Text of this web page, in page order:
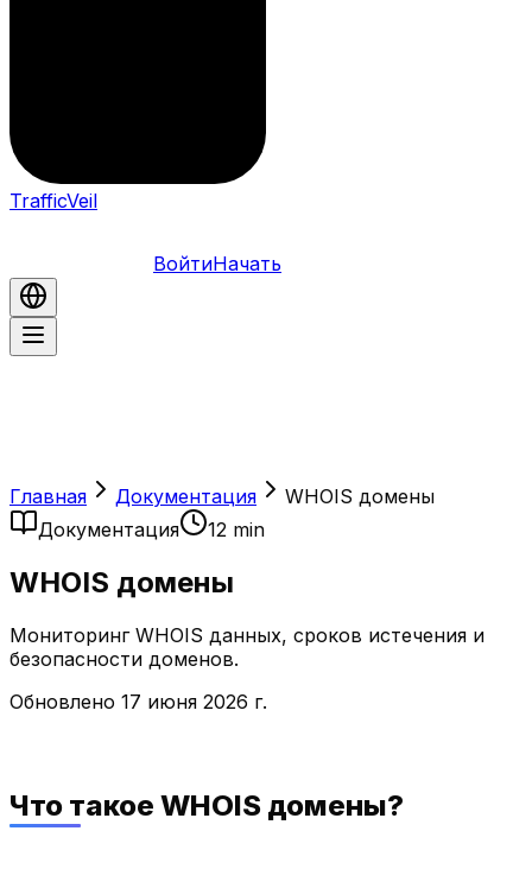
TrafficVeil
ВойтиНачать
Главная Документация
WHOIS домены
Документация
12 min
WHOIS домены
Мониторинг WHOIS данных, сроков истечения и
безопасности доменов.
Обновлено 17 июня 2026 г.
Что такое WHOIS домены?